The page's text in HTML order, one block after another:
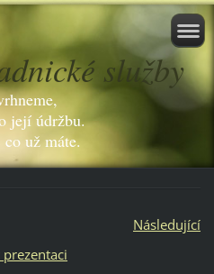
služby
její údržbu.
už máte.
Následující